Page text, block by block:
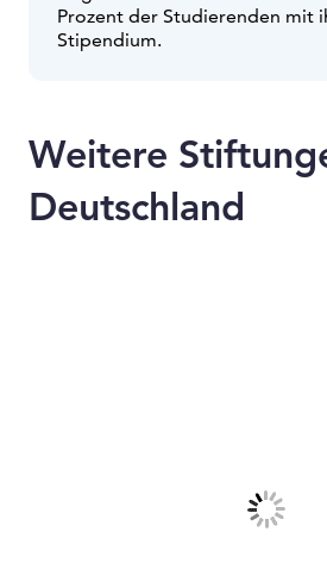
Prozent der Studierenden mit
Stipendium.
Weitere
Deutschland